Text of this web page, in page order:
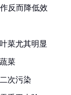
反而降低效
菜尤其明显
菜
次污染